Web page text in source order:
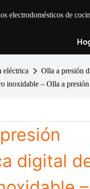
electrodomésticos de
eléctrica
Olla a presión
inoxidable – Olla a